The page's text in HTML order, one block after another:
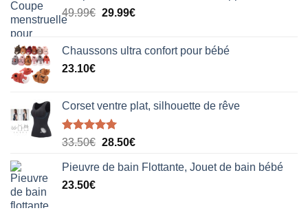
49.99€ Le
était :
29.99€Le
est :
Chaussons ultra confort pour bébé
23.10€
Corset ventre plat, silhouette de rêve
Note5.00
33.50€ Le
initial
28.50€Le
actuel
Pieuvre de bain Flottante, Jouet de bain bébé
23.50€